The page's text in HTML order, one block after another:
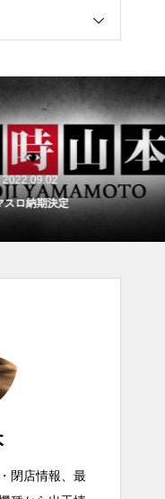
2022.09.02
スロ納期決定
閉店情報、最